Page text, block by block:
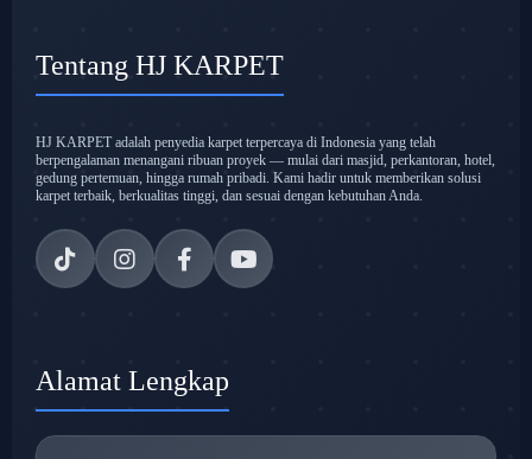
Tentang HJ KARPET
HJ KARPET adalah penyedia karpet terpercaya di Indonesia yang telah
berpengalaman menangani ribuan proyek — mulai dari masjid, perkantoran, hotel,
gedung pertemuan, hingga rumah pribadi. Kami hadir untuk memberikan solusi
karpet terbaik, berkualitas tinggi, dan sesuai dengan kebutuhan Anda.
Alamat Lengkap